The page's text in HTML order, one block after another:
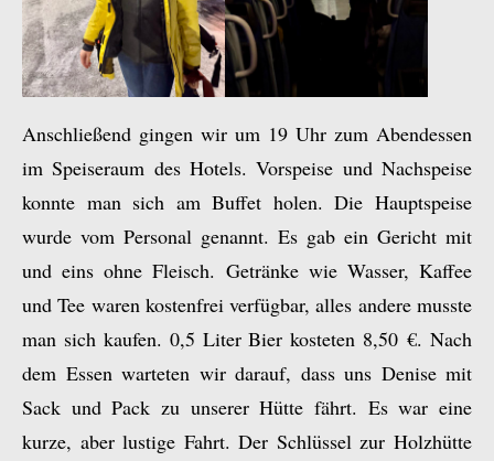
Anschließend gingen wir um 19 Uhr zum Abendessen
im Speiseraum des Hotels. Vorspeise und Nachspeise
konnte man sich am Buffet holen. Die Hauptspeise
wurde vom Personal genannt. Es gab ein Gericht mit
und eins ohne Fleisch. Getränke wie Wasser, Kaffee
und Tee waren kostenfrei verfügbar, alles andere musste
man sich kaufen. 0,5 Liter Bier kosteten 8,50 €. Nach
dem Essen warteten wir darauf, dass uns Denise mit
Sack und Pack zu unserer Hütte fährt. Es war eine
kurze, aber lustige Fahrt. Der Schlüssel zur Holzhütte